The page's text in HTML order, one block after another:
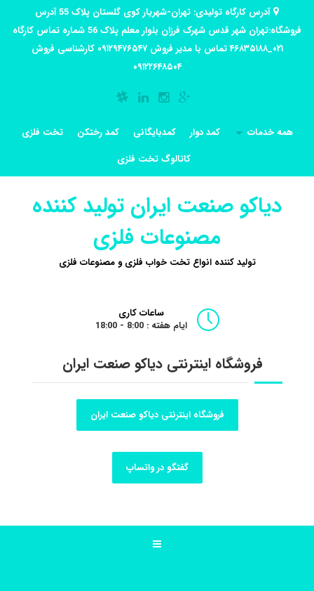
آدرس کارگاه تولیدی: تهران-شهریار کوی گلستان پلاک 55 آدرس
فروشگاه:تهران شهر قدس شهرک فرزان بلوار معلم پلاک 56 شماره تماس کارگاه
۰۲۱_۴۶۸۳۵۱۸۸ تماس با مدیر فروش ۰۹۱۲۹۴۷۶۵۴۷ کارشناسی فروش
۰۹۱۲۲۶۴۸۵۰۴
همه خدمات کمد دوار کمدبایگانی کمد رختکن
تخت فلزی
کاتالوگ تخت فلزی
دیاکو صنعت ایران تولید کننده
مصنوعات فلزی
تولید کننده انواع تخت خواب فلزی و مصنوعات فلزی
ساعات کاری
ایام هفته : 8:00 - 18:00
فروشگاه اینترنتی دیاکو صنعت ایران
فروشگاه اینترنتی دیاکو صنعت ایران
گفتگو در واتساپ